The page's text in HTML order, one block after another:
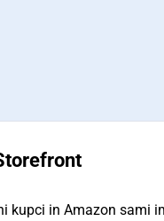
kupci in Amazon sami